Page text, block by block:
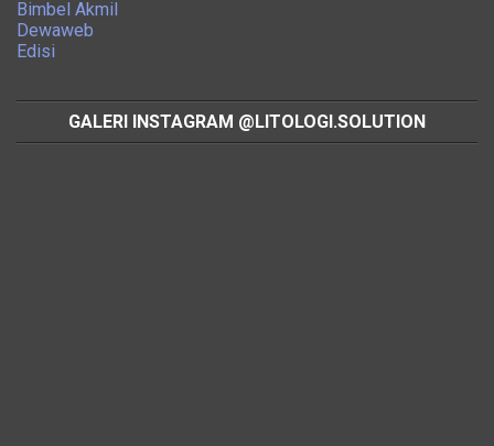
Bimbel Akmil
Dewaweb
Edisi
GALERI INSTAGRAM @LITOLOGI.SOLUTION